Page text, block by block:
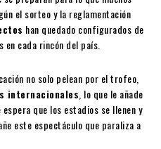
el sorteo y la reglamentación
han quedado configurados de
en cada rincón del país.
no solo pelean por el trofeo,
internacionales , lo que le añade
que los estadios se llenen y
este espectáculo que paraliza a